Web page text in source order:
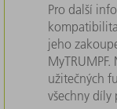
Pro další
jeho
užitečných
všechny díly